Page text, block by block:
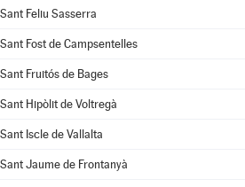
Sant Feliu Sasserra
Sant Fost de Campsentelles
Sant Fruitós de Bages
Sant Hipòlit de Voltregà
Sant Iscle de Vallalta
Sant Jaume de Frontanyà